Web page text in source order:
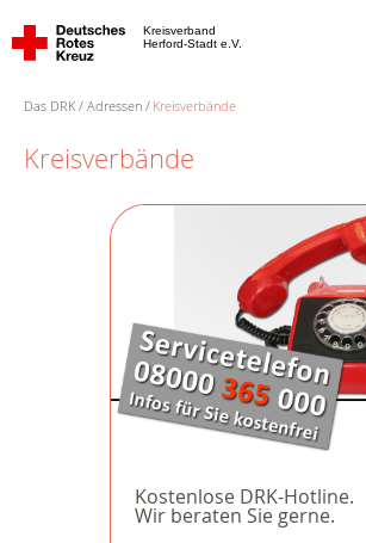
Kreisverband
Herford-Stadt e.V.
Das DRK Adressen Kreisverbände
Kreisverbände
Kostenlose DRK-Hotline.
Wir beraten Sie gerne.